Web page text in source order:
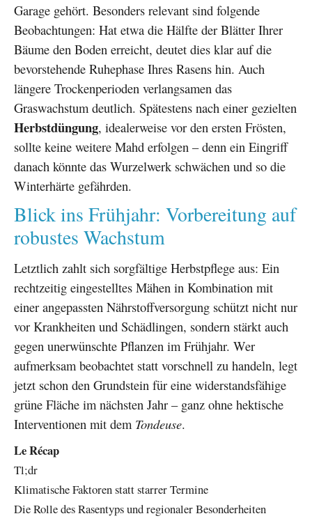
Garage gehört. Besonders relevant sind folgende
Beobachtungen: Hat etwa die Hälfte der Blätter Ihrer
Bäume den Boden erreicht, deutet dies klar auf die
bevorstehende Ruhephase Ihres Rasens hin. Auch
längere Trockenperioden verlangsamen das
Graswachstum deutlich. Spätestens nach einer gezielten
Herbstdüngung, idealerweise vor den ersten Frösten,
sollte keine weitere Mahd erfolgen – denn ein Eingriff
danach könnte das Wurzelwerk schwächen und so die
Winterhärte gefährden.
Blick ins Frühjahr: Vorbereitung auf
robustes Wachstum
Letztlich zahlt sich sorgfältige Herbstpflege aus: Ein
rechtzeitig eingestelltes Mähen in Kombination mit
einer angepassten Nährstoffversorgung schützt nicht nur
vor Krankheiten und Schädlingen, sondern stärkt auch
gegen unerwünschte Pflanzen im Frühjahr. Wer
aufmerksam beobachtet statt vorschnell zu handeln, legt
jetzt schon den Grundstein für eine widerstandsfähige
grüne Fläche im nächsten Jahr – ganz ohne hektische
Interventionen mit dem Tondeuse.
Le Récap
Tl;dr
Klimatische Faktoren statt starrer Termine
Die Rolle des Rasentyps und regionaler Besonderheiten